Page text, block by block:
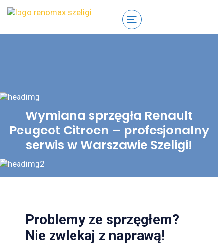
Wymiana sprzęgła Renault
Peugeot Citroen – profesjonalny
serwis w Warszawie Szeligi!
Problemy ze sprzęgłem?
Nie zwlekaj z naprawą!